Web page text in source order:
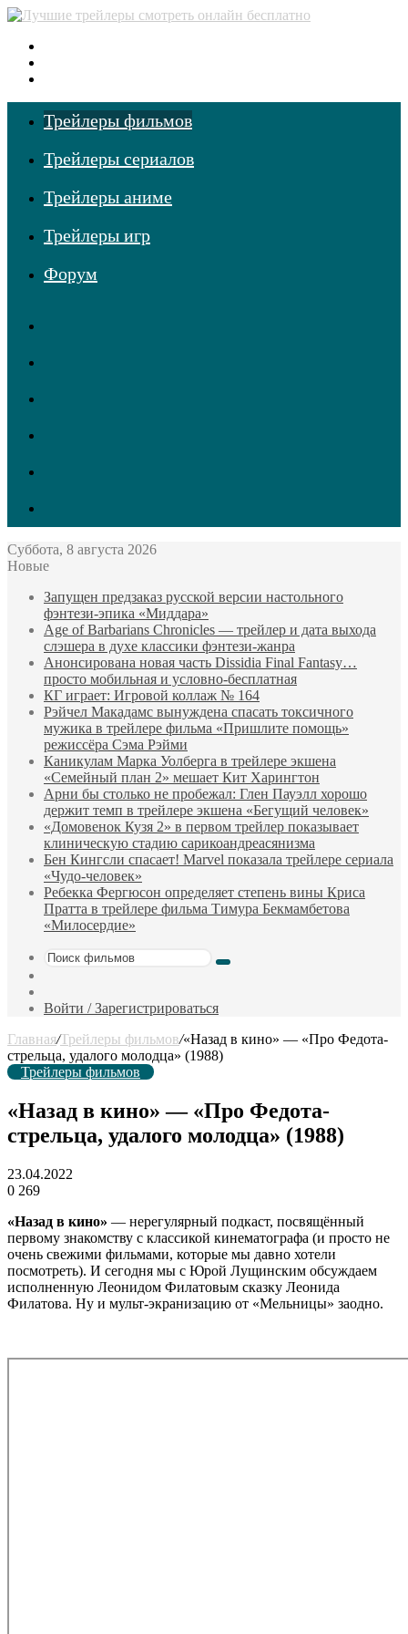
Трейлеры фильмов
Трейлеры сериалов
Трейлеры аниме
Трейлеры игр
Форум
Суббота, 8 августа 2026
Новые
Запущен предзаказ русской версии настольного
фэнтези-эпика «Миддара»
Age of Barbarians Chronicles — трейлер и дата выхода
слэшера в духе классики фэнтези-жанра
Анонсирована новая часть Dissidia Final Fantasy…
просто мобильная и условно-бесплатная
КГ играет: Игровой коллаж № 164
Рэйчел Макадамс вынуждена спасать токсичного
мужика в трейлере фильма «Пришлите помощь»
режиссёра Сэма Рэйми
Каникулам Марка Уолберга в трейлере экшена
«Семейный план 2» мешает Кит Харингтон
Арни бы столько не пробежал: Глен Пауэлл хорошо
держит темп в трейлере экшена «Бегущий человек»
«Домовенок Кузя 2» в первом трейлер показывает
клиническую стадию сарикоандреасянизма
Бен Кингсли спасает! Marvel показала трейлере сериала
«Чудо-человек»
Ребекка Фергюсон определяет степень вины Криса
Пратта в трейлере фильма Тимура Бекмамбетова
«Милосердие»
Поиск
фильм
Войти / Зарегистрироваться
Главная/Трейлеры фильмов/«Назад в кино» — «Про Федота-
стрельца, удалого молодца» (1988)
Трейлеры фильмов
«Назад в кино» — «Про Федота-
стрельца, удалого молодца» (1988)
23.04.2022
0 269
«Назад в кино» — нерегулярный подкаст, посвящённый
первому знакомству с классикой кинематографа (и просто не
очень свежими фильмами, которые мы давно хотели
посмотреть). И сегодня мы с Юрой Лущинским обсуждаем
исполненную Леонидом Филатовым сказку Леонида
Филатова. Ну и мульт-экранизацию от «Мельницы» заодно.